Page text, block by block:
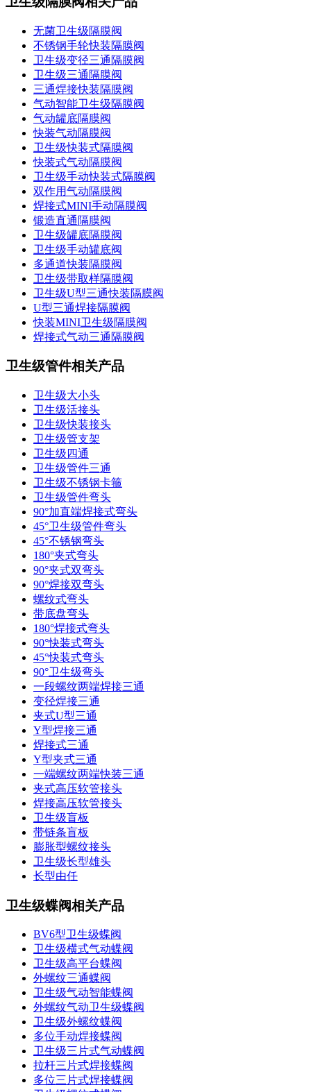
无菌卫生级隔膜阀
不锈钢手轮快装隔膜阀
卫生级变径三通隔膜阀
卫生级三通隔膜阀
三通焊接快装隔膜阀
气动智能卫生级隔膜阀
气动罐底隔膜阀
快装气动隔膜阀
卫生级快装式隔膜阀
快装式气动隔膜阀
卫生级手动快装式隔膜阀
双作用气动隔膜阀
焊接式MINI手动隔膜阀
锻造直通隔膜阀
卫生级罐底隔膜阀
卫生级手动罐底阀
多通道快装隔膜阀
卫生级带取样隔膜阀
卫生级U型三通快装隔膜阀
U型三通焊接隔膜阀
快装MINI卫生级隔膜阀
焊接式气动三通隔膜阀
卫生级管件相关产品
卫生级大小头
卫生级活接头
卫生级快装接头
卫生级管支架
卫生级四通
卫生级管件三通​
卫生级不锈钢卡箍
卫生级管件弯头
90°加直端焊接式弯头
45°卫生级管件弯头
45°不锈钢弯头
180°夹式弯头
90°夹式双弯头
90°焊接双弯头
螺纹式弯头
带底盘弯头
180°焊接式弯头
90°快装式弯头
45°快装式弯头
90°卫生级弯头
一段螺纹两端焊接三通
变径焊接三通
夹式U型三通
Y型焊接三通
焊接式三通
Y型夹式三通
一端螺纹两端快装三通
夹式高压软管接头
焊接高压软管接头
卫生级盲板
带链条盲板
膨胀型螺纹接头
卫生级长型雄头
长型由任
卫生级蝶阀相关产品
BV6型卫生级蝶阀
卫生级横式气动蝶阀
卫生级高平台蝶阀
外螺纹三通蝶阀
卫生级气动智能蝶阀
外螺纹气动卫生级蝶阀
卫生级外螺纹蝶阀
多位手动焊接蝶阀
卫生级三片式气动蝶阀
拉杆三片式焊接蝶阀
多位三片式焊接蝶阀